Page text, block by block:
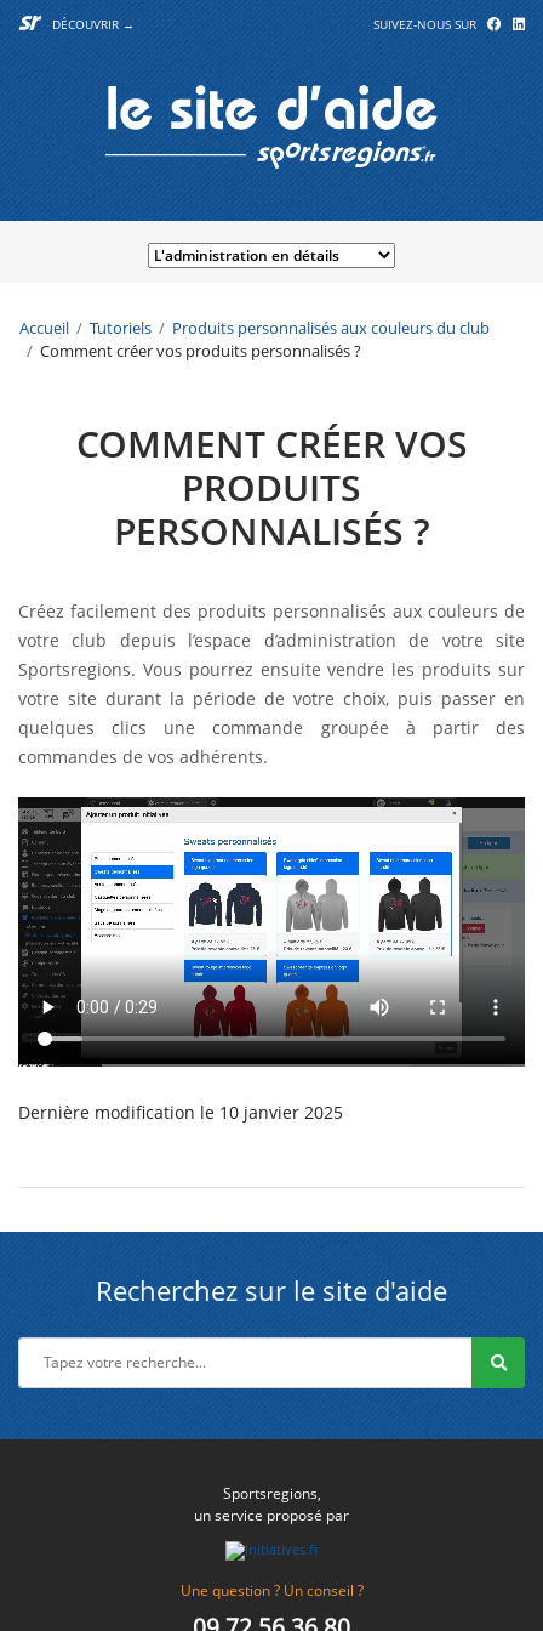
DÉCOUVRIR → SUIVEZ-NOUS SUR
Accueil Tutoriels
Produits personnalisés aux couleurs du club
Comment créer vos produits personnalisés ?
COMMENT CRÉER VOS
PRODUITS
PERSONNALISÉS ?
Créez facilement des produits personnalisés aux couleurs de
votre club depuis l’espace d’administration de votre site
Sportsregions. Vous pourrez ensuite vendre les produits sur
votre site durant la période de votre choix, puis passer en
quelques clics une commande groupée à partir des
commandes de vos adhérents.
Dernière modification le 10 janvier 2025
Recherchez sur le site d'aide
Sportsregions,
un service proposé par
Une question ? Un conseil ?